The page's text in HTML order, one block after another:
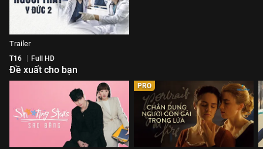
Trailer
T16 Full HD
Đề xuất cho bạn
PRO